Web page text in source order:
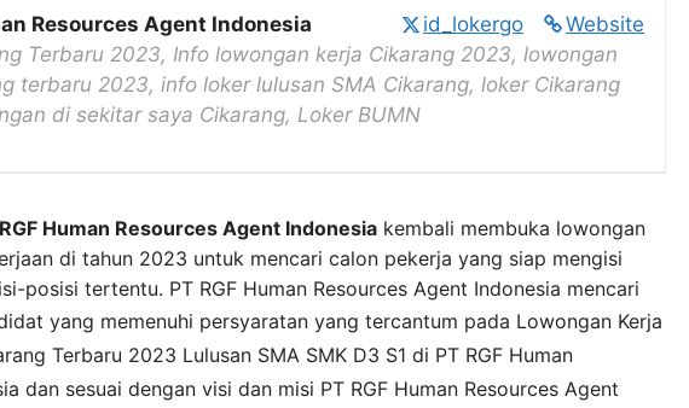
Website
id_lokergo
Resources Agent Indonesia
Terbaru 2023, Info lowongan kerja Cikarang 2023, lowongan
terbaru 2023, info loker lulusan SMA Cikarang, loker Cikarang
di sekitar saya Cikarang, Loker BUMN
Human Resources Agent Indonesia kembali membuka lowongan
di tahun 2023 untuk mencari calon pekerja yang siap mengisi
posisi tertentu. PT RGF Human Resources Agent Indonesia mencari
yang memenuhi persyaratan yang tercantum pada Lowongan Kerja
Terbaru 2023 Lulusan SMA SMK D3 S1 di PT RGF Human
dan sesuai dengan visi dan misi PT RGF Human Resources Agent